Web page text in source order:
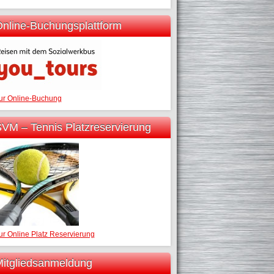
Buchungsplattform
Online-Buchung
– Tennis Platzreservierung
Online Platz Reservierung